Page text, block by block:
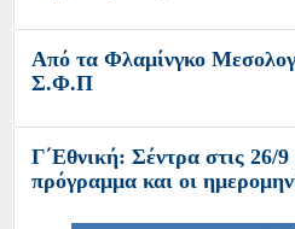
Από τα Φλαμίνγκο
Σ.Φ.Π
Γ΄Εθνική: Σέντρα στις 26/9
πρόγραμμα και οι